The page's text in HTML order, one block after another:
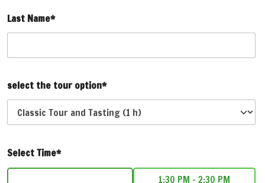
Last Name*
select the tour option*
Select Time*
1:30 PM - 2:30 PM